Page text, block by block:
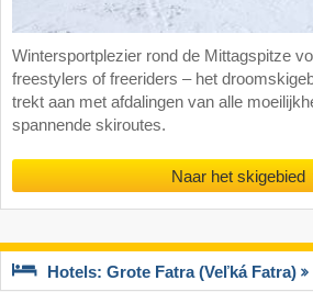
Wintersportplezier rond de Mittagspitze
freestylers of freeriders – het
trekt aan met afdalingen van alle
spannende skiroutes.
Naar het skigebied
Hotels: Grote Fatra (Veľká Fatra)